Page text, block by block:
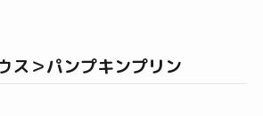
ス＞パンプキンプリン